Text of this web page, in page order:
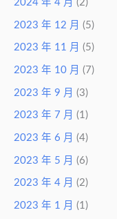
2024 年 4 月 (2)
2023 年 12 月 (5)
2023 年 11 月 (5)
2023 年 10 月 (7)
2023 年 9 月 (3)
2023 年 7 月 (1)
2023 年 6 月 (4)
2023 年 5 月 (6)
2023 年 4 月 (2)
2023 年 1 月 (1)